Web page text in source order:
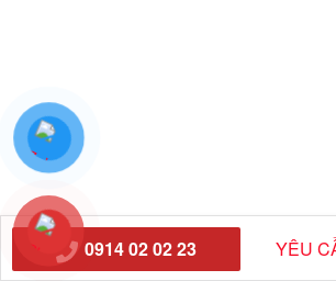
0914 02 02 23 YÊU